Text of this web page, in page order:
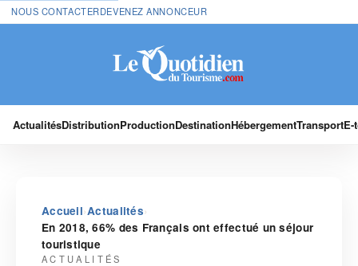
NOUS CONTACTERDEVENEZ ANNONCEUR
ActualitésDistributionProductionDestinationHébergementTransport
Accueil›Actualités›
En 2018, 66% des Français ont effectué un séjour
touristique
ACTUALITÉS